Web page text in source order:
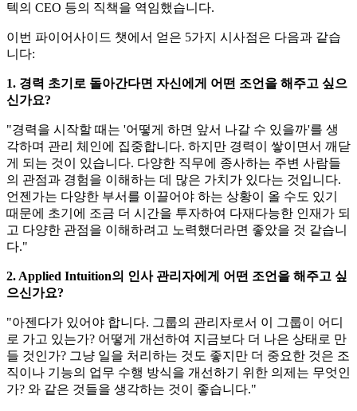
텍의 CEO 등의 직책을 역임했습니다.
이번 파이어사이드 챗에서 얻은 5가지 시사점은 다음과 같습
니다:
1. 경력 초기로 돌아간다면 자신에게 어떤 조언을 해주고 싶으
신가요?
"경력을 시작할 때는 '어떻게 하면 앞서 나갈 수 있을까'를 생
각하며 관리 체인에 집중합니다. 하지만 경력이 쌓이면서 깨닫
게 되는 것이 있습니다. 다양한 직무에 종사하는 주변 사람들
의 관점과 경험을 이해하는 데 많은 가치가 있다는 것입니다.
언젠가는 다양한 부서를 이끌어야 하는 상황이 올 수도 있기
때문에 초기에 조금 더 시간을 투자하여 다재다능한 인재가 되
고 다양한 관점을 이해하려고 노력했더라면 좋았을 것 같습니
다."
2. Applied Intuition의 인사 관리자에게 어떤 조언을 해주고 싶
으신가요?
"아젠다가 있어야 합니다. 그룹의 관리자로서 이 그룹이 어디
로 가고 있는가? 어떻게 개선하여 지금보다 더 나은 상태로 만
들 것인가? 그냥 일을 처리하는 것도 좋지만 더 중요한 것은 조
직이나 기능의 업무 수행 방식을 개선하기 위한 의제는 무엇인
가? 와 같은 것들을 생각하는 것이 좋습니다."